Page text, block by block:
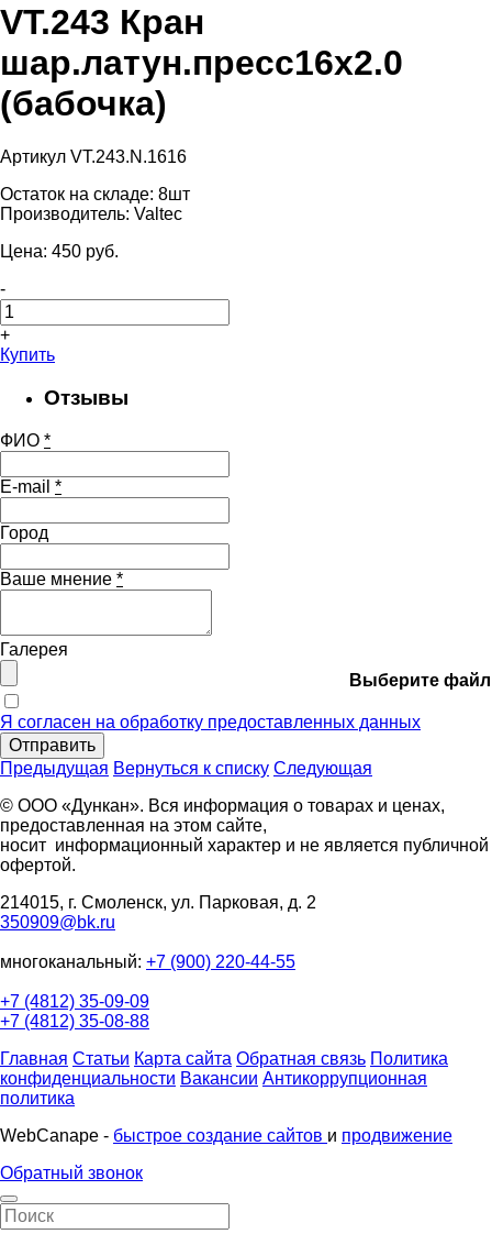
VT.243 Кран
шар.латун.пресс16х2.0
(бабочка)
Артикул VT.243.N.1616
Остаток на складе: 8шт
Производитель: Valtec
Цена: 450 pуб.
-
+
Купить
Отзывы
ФИО *
E-mail *
Город
Ваше мнение *
Галерея
Выберите файл
Я согласен на обработку предоставленных данных
Отправить
Предыдущая Вернуться к списку Следующая
© ООО «Дункан». Вся информация о товарах и ценах,
предоставленная на этом сайте,
носит информационный характер и не является публичной
офертой.
214015, г. Смоленск, ул. Парковая, д. 2
350909@bk.ru
многоканальный: +7 (900) 220-44-55
+7 (4812) 35-09-09
+7 (4812) 35-08-88
Главная Статьи Карта сайта Обратная связь Политика
конфиденциальности Вакансии Антикоррупционная
политика
WebCanape - быстрое создание сайтов и продвижение
Обратный звонок